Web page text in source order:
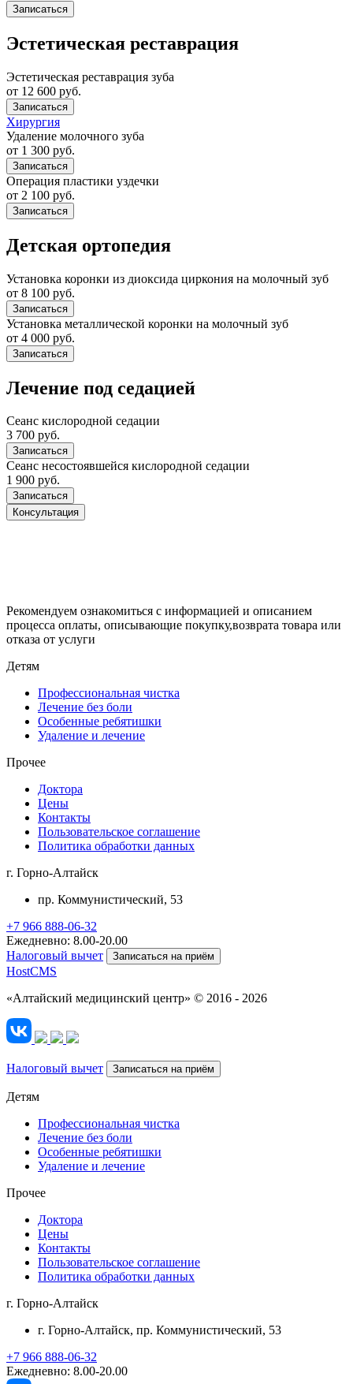
Записаться
Эстетическая реставрация
Эстетическая реставрация зуба
от 12 600 руб.
Записаться
Хирургия
Удаление молочного зуба
от 1 300 руб.
Записаться
Операция пластики уздечки
от 2 100 руб.
Записаться
Детская ортопедия
Установка коронки из диоксида циркония на молочный зуб
от 8 100 руб.
Записаться
Установка металлической коронки на молочный зуб
от 4 000 руб.
Записаться
Лечение под седацией
Сеанс кислородной седации
3 700 руб.
Записаться
Сеанс несостоявшейся кислородной седации
1 900 руб.
Записаться
Консультация
Рекомендуем ознакомиться с информацией и описанием
процессa оплаты, описывающие покупку,возврата товара или
отказа от услуги
Детям
Профессиональная чистка
Лечение без боли
Особенные ребятишки
Удаление и лечение
Прочее
Доктора
Цены
Контакты
Пользовательское соглашение
Политика обработки данных
г. Горно-Алтайск
пр. Коммунистический, 53
+7 966 888-06-32
Ежедневно: 8.00-20.00
Налоговый вычет
Записаться на приём
HostCMS
«Алтайский медицинский центр» © 2016 - 2026
Налоговый вычет Записаться на приём
Детям
Профессиональная чистка
Лечение без боли
Особенные ребятишки
Удаление и лечение
Прочее
Доктора
Цены
Контакты
Пользовательское соглашение
Политика обработки данных
г. Горно-Алтайск
г. Горно-Алтайск, пр. Коммунистический, 53
+7 966 888-06-32
Ежедневно: 8.00-20.00